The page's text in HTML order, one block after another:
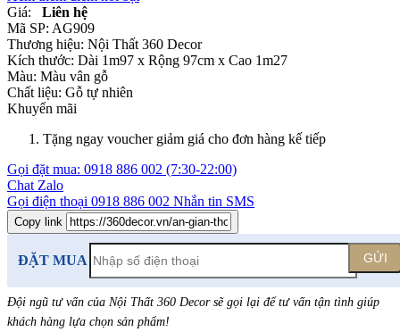
Giá:
Liên hệ
Mã SP: AG909
Thương hiệu: Nội Thất 360 Decor
Kích thước: Dài 1m97 x Rộng 97cm x Cao 1m27
Màu: Màu vân gỗ
Chất liệu: Gỗ tự nhiên
Khuyến mãi
Tặng ngay voucher giảm giá cho đơn hàng kế tiếp
Gọi đặt mua: 0918 886 002 (7:30-22:00)
Chat Zalo
Gọi điện thoại 0918 886 002 Nhắn tin SMS
Copy link
ĐẶT MUA GỬI
Đội ngũ tư vấn của Nội Thất 360 Decor sẽ gọi lại để tư vấn tận tình giúp
khách hàng lựa chọn sản phẩm!